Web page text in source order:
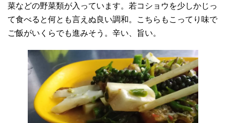
菜などの野菜類が入っています。若コショウを少しかじっ
て食べると何とも言えぬ良い調和。こちらもこってり味で
ご飯がいくらでも進みそう。辛い、旨い。